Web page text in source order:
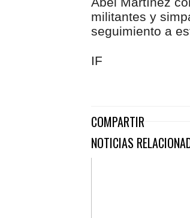
militantes y
seguimiento a
IF
COMPARTIR
NOTICIAS